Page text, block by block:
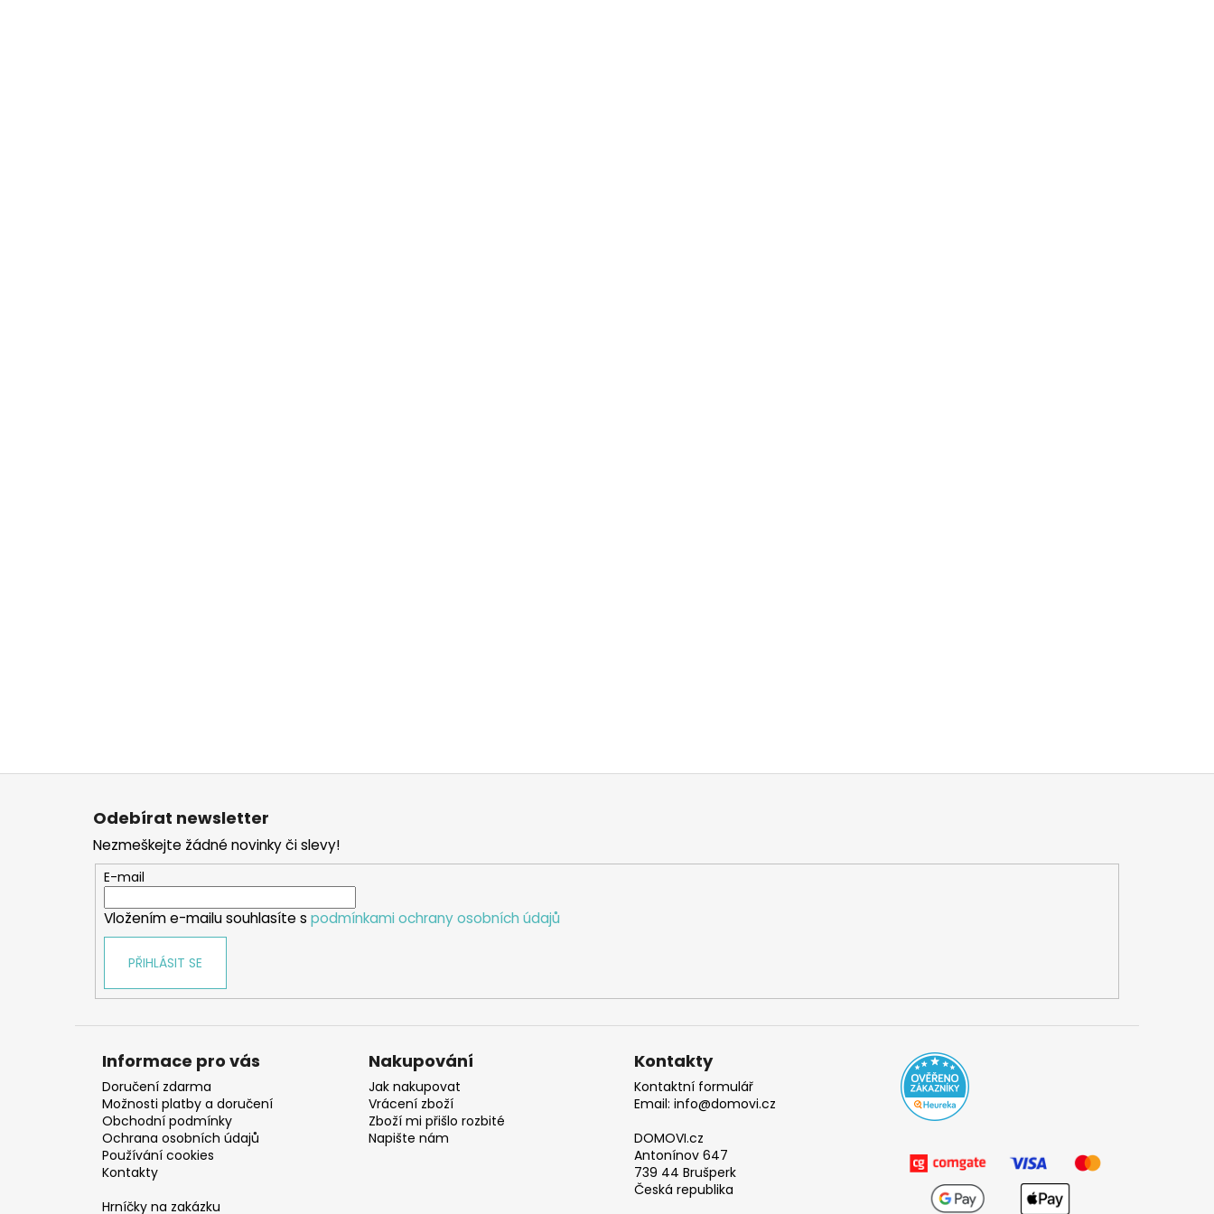
Z
Odebírat newsletter
Nezmeškejte žádné novinky či slevy!
E-mail
Vložením e-mailu souhlasíte s podmínkami ochrany osobních údajů
PŘIHLÁSIT SE
Informace pro vás
Doručení zdarma
Možnosti platby a doručení
Obchodní podmínky
Ochrana osobních údajů
Používání cookies
Kontakty
Hrníčky na zakázku
Nakupování
Jak nakupovat
Vrácení zboží
Zboží mi přišlo rozbité
Napište nám
Kontakty
Kontaktní formulář
Email: info@domovi.cz
DOMOVI.cz
Antonínov 647
739 44 Brušperk
Česká republika